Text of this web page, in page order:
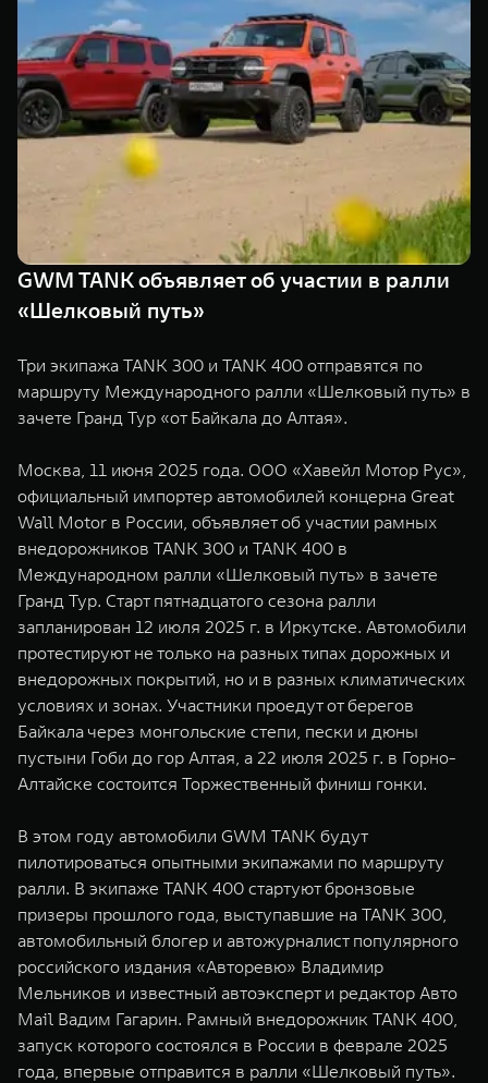
Веди за собой
от 6 499 000 ₽
TANK 700
Сила
от 10 199
WEY 07
Расширяя границы комфорта
от 6 149 000 ₽
WEY 05
Эстетика
WEY 80
от 6 449 000 ₽
WEY 80
ПОКУПКА АВТОМОБИЛЯ
TANK Финансы
Корпоративным клиентам
TANK ФИНАНСЫ
TANK Кредит
TANK Лизинг
TANK Страхование
Сервис
Специальные предложения
Моторные масла
ЦИФРОВЫЕ СЕРВИСЫ TANK
Цифровые сервисы TANK
Подписки
GWM TANK объявляет об участии в ралли
«Шелковый путь»
Три экипажа TANK 300 и TANK 400 отправятся по
маршруту Международного ралли «Шелковый путь» в
зачете Гранд Тур «от Байкала до Алтая».
Москва, 11 июня 2025 года. ООО «Хавейл Мотор Рус»,
официальный импортер автомобилей концерна Great
Wall Motor в России, объявляет об участии рамных
внедорожников TANK 300 и TANK 400 в
Международном ралли «Шелковый путь» в зачете
Гранд Тур. Старт пятнадцатого сезона ралли
запланирован 12 июля 2025 г. в Иркутске. Автомобили
протестируют не только на разных типах дорожных и
внедорожных покрытий, но и в разных климатических
условиях и зонах. Участники проедут от берегов
Байкала через монгольские степи, пески и дюны
пустыни Гоби до гор Алтая, а 22 июля 2025 г. в Горно-
Алтайске состоится Торжественный финиш гонки.
В этом году автомобили GWM TANK будут
пилотироваться опытными экипажами по маршруту
ралли. В экипаже TANK 400 стартуют бронзовые
призеры прошлого года, выступавшие на TANK 300,
автомобильный блогер и автожурналист популярного
российского издания «Авторевю» Владимир
Мельников и известный автоэксперт и редактор Авто
Mail Вадим Гагарин. Рамный внедорожник TANK 400,
запуск которого состоялся в России в феврале 2025
года, впервые отправится в ралли «Шелковый путь».